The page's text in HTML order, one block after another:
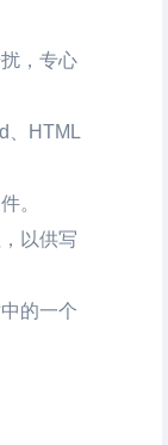
，专心
、HTML
。
以供写
的一个